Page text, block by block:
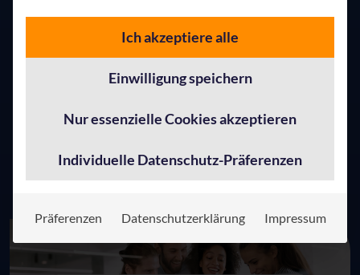
Künstliche Intelligenz
02. Juli 2026
AppSphere Innovation Day 2026 im IHK-Magazin: KI,
Praxis und Perspektiven
Der AppSphere Innovation Day 2026 wird im aktuellen
IHK-Magazin aufgegriffen – mit Einblicken in KI-
Anwendungen, Cybersecurity und die Rolle des
Zum Beitrag
Ich akzeptiere alle
Einwilligung speichern
Nur essenzielle Cookies akzeptieren
Individuelle Datenschutz-Präferenzen
Präferenzen Datenschutzerklärung Impressum